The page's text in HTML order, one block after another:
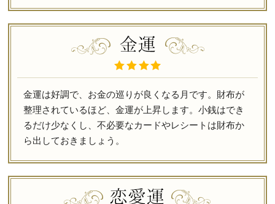
金運は好調で、お金の巡りが良くなる月です。財布が
整理されているほど、金運が上昇します。小銭はでき
るだけ少なくし、不必要なカードやレシートは財布か
ら出しておきましょう。